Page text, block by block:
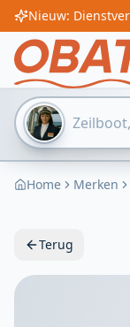
Home Merken
Terug